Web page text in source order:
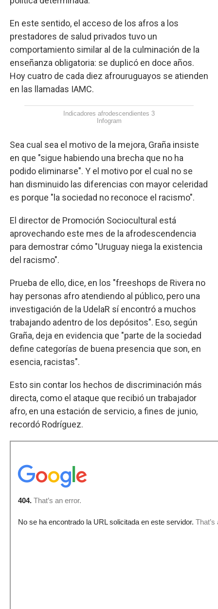
En este sentido, el acceso de los afros a los
prestadores de salud privados tuvo un
comportamiento similar al de la culminación de la
enseñanza obligatoria: se duplicó en doce años.
Hoy cuatro de cada diez afrouruguayos se atienden
en las llamadas IAMC.
Indicadores afrodescendientes 3
Infogram
Sea cual sea el motivo de la mejora, Graña insiste
en que "sigue habiendo una brecha que no ha
podido eliminarse". Y el motivo por el cual no se
han disminuido las diferencias con mayor celeridad
es porque "la sociedad no reconoce el racismo".
El director de Promoción Sociocultural está
aprovechando este mes de la afrodescendencia
para demostrar cómo "Uruguay niega la existencia
del racismo".
Prueba de ello, dice, en los "freeshops de Rivera no
hay personas afro atendiendo al público, pero una
investigación de la UdelaR sí encontró a muchos
trabajando adentro de los depósitos". Eso, según
Graña, deja en evidencia que "parte de la sociedad
define categorías de buena presencia que son, en
esencia, racistas".
Esto sin contar los hechos de discriminación más
directa, como el ataque que recibió un trabajador
afro, en una estación de servicio, a fines de junio,
recordó Rodríguez.